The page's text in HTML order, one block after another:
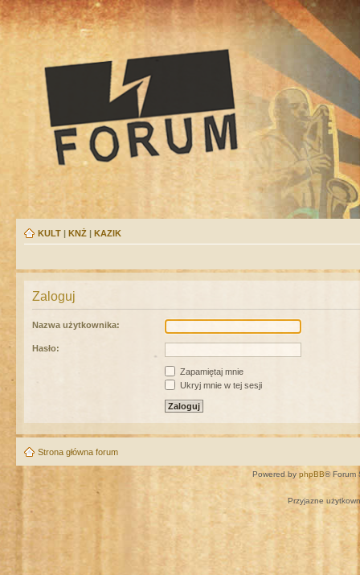
KULT | KNŻ | KAZIK
Zaloguj
Nazwa użytkownika:
Hasło:
Zapamiętaj mnie
Ukryj mnie w tej sesji
Strona główna forum
Powered by phpBB® Forum
Przyjazne